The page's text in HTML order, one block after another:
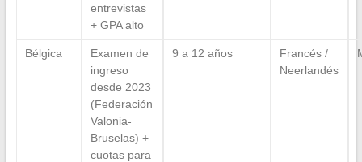
entrevistas
+ GPA alto
Bélgica
Examen de
ingreso
desde 2023
(Federación
Valonia-
Bruselas) +
cuotas para
9 a 12 años
Francés /
Neerlandés